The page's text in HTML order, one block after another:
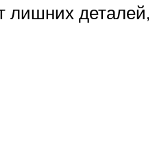
лишних деталей,